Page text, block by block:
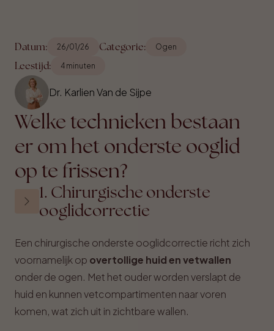
Datum: 26/01/26 Categorie: Ogen
Leestijd: 4 minuten
Dr. Karlien Van de Sijpe
Welke technieken bestaan
er om het onderste ooglid
op te frissen?
1. Chirurgische onderste
ooglidcorrectie
Een chirurgische onderste ooglidcorrectie richt zich
voornamelijk op overtollige huid en vetwallen
onder de ogen. Met het ouder worden verslapt de
huid en kunnen vetcompartimenten naar voren
komen, wat zich uit in zichtbare wallen.